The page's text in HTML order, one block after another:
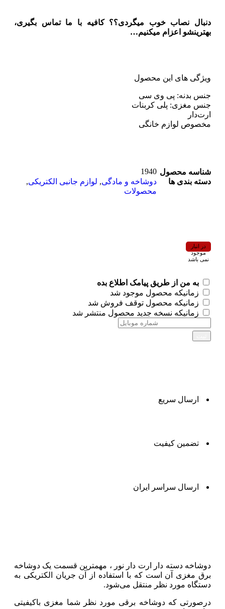
دنبال نصاب خوب میگردی؟؟ کافیه با ما تماس بگیری،
بهترینشو اعزام میکنیم…
ویژگی های این محصول
جنس بدنه: پی وی سی
جنس مغزی: پلی کربنات
ارت‌دار
مخصوص لوازم خانگی
شناسه محصول 1940
دسته بندی ها
دوشاخه و مادگی, لوازم جانبی الکتریکی,
محصولات
در انبار
موجود
نمی باشد
به من از طریق پیامک اطلاع بده
زمانیکه محصول موجود شد
زمانیکه محصول توقف فروش شد
زمانیکه نسخه جدید محصول منتشر شد
ارسال سریع
تضمین کیفیت
ارسال سراسر ایران
دوشاخه دسته دار ارت دار نور ، مهمترین قسمت یک دوشاخه
برق مغزی آن است که با استفاده از آن جریان الکتریکی به
دستگاه مورد نظر منتقل می‌شود.
درصورتی که دوشاخه برقی مورد نظر شما مغزی باکیفیتی